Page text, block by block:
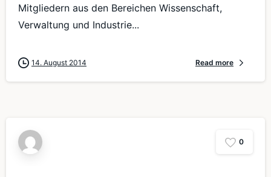
Mitgliedern aus den Bereichen Wissenschaft,
Verwaltung und Industrie...
14. August 2014 Read more
0